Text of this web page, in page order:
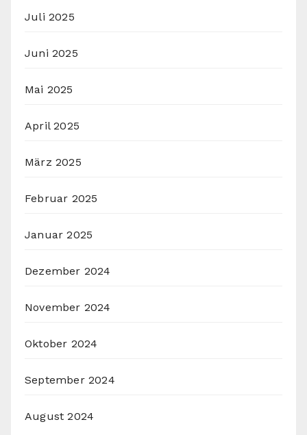
Juli 2025
Juni 2025
Mai 2025
April 2025
März 2025
Februar 2025
Januar 2025
Dezember 2024
November 2024
Oktober 2024
September 2024
August 2024